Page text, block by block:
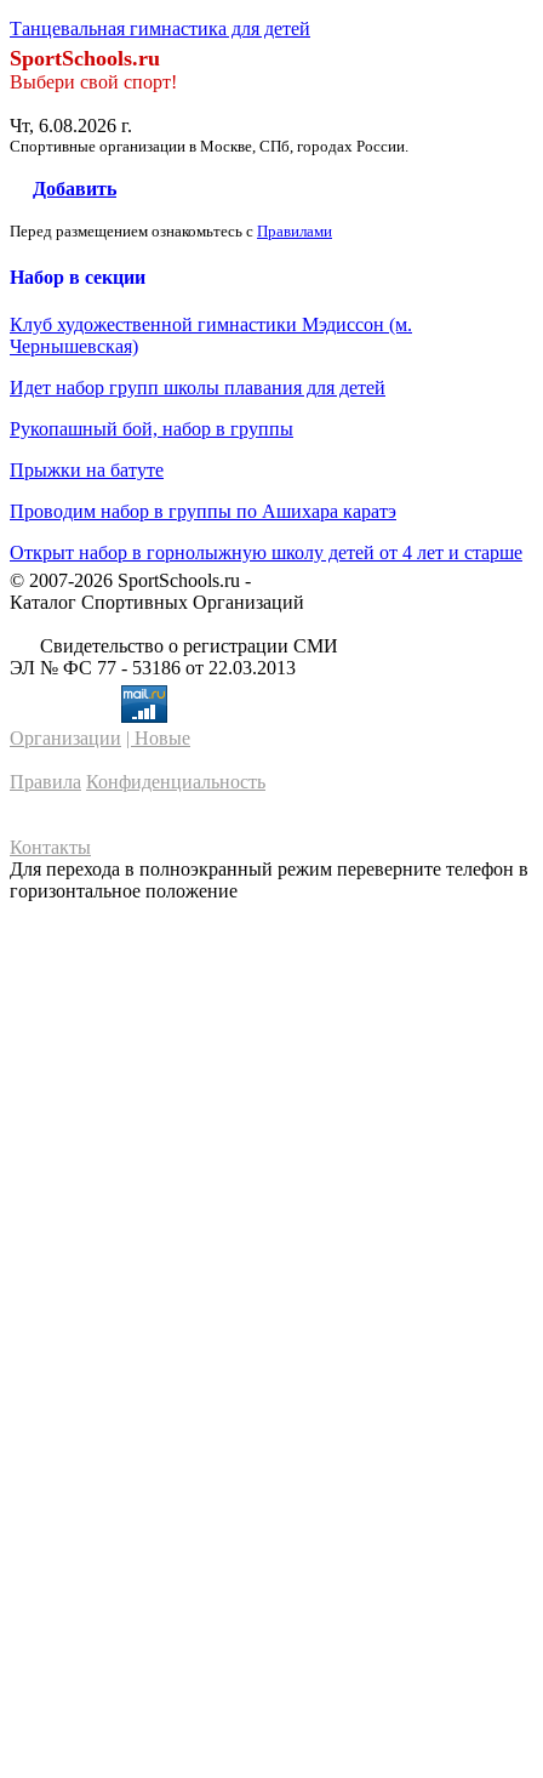
Танцевальная гимнастика для детей
SportSchools.ru
Выбери свой спорт!
Чт, 6.08.2026 г.
Спортивные организации в Москве, СПб, городах России.
Добавить
Перед размещением ознакомьтесь с Правилами
Набор в секции
Клуб художественной гимнастики Мэдиссон (м.
Чернышевская)
Идет набор групп школы плавания для детей
Рукопашный бой, набор в группы
Прыжки на батуте
Проводим набор в группы по Ашихара каратэ
Открыт набор в горнолыжную школу детей от 4 лет и старше
© 2007-2026 SportSchools.ru -
Каталог Спортивных Организаций
Свидетельство о регистрации СМИ
ЭЛ № ФС 77 - 53186 от 22.03.2013
Организации | Новые
Правила Конфиденциальность
Контакты
Для перехода в полноэкранный режим переверните телефон в
горизонтальное положение